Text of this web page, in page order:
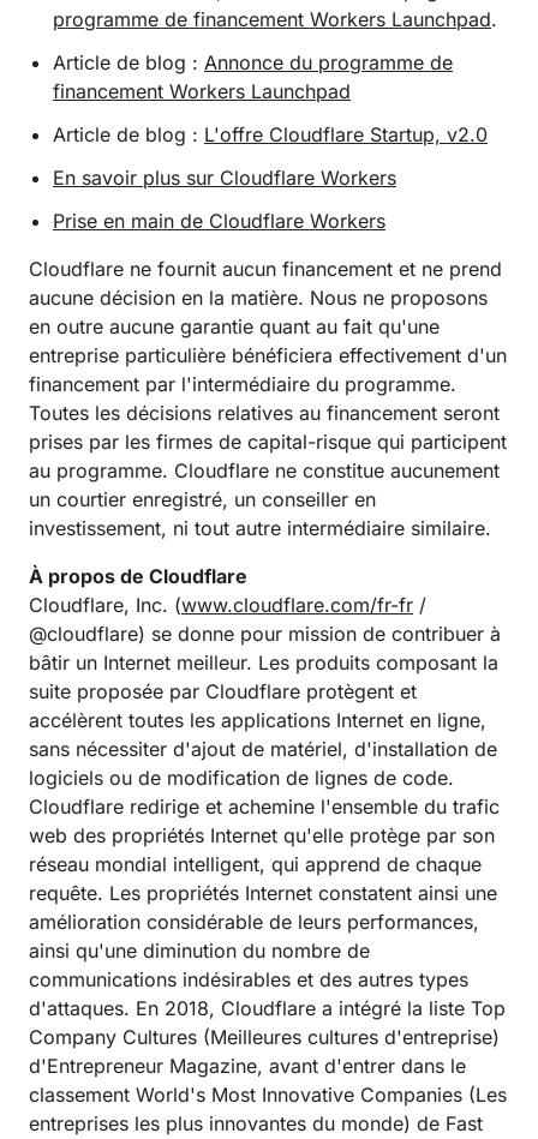
programme de financement Workers Launchpad.
Article de blog : Annonce du programme de
financement Workers Launchpad
Article de blog : L'offre Cloudflare Startup, v2.0
En savoir plus sur Cloudflare Workers
Prise en main de Cloudflare Workers
Cloudflare ne fournit aucun financement et ne prend
aucune décision en la matière. Nous ne proposons
en outre aucune garantie quant au fait qu'une
entreprise particulière bénéficiera effectivement d'un
financement par l'intermédiaire du programme.
Toutes les décisions relatives au financement seront
prises par les firmes de capital-risque qui participent
au programme. Cloudflare ne constitue aucunement
un courtier enregistré, un conseiller en
investissement, ni tout autre intermédiaire similaire.
À propos de Cloudflare
Cloudflare, Inc. (www.cloudflare.com/fr-fr /
@cloudflare) se donne pour mission de contribuer à
bâtir un Internet meilleur. Les produits composant la
suite proposée par Cloudflare protègent et
accélèrent toutes les applications Internet en ligne,
sans nécessiter d'ajout de matériel, d'installation de
logiciels ou de modification de lignes de code.
Cloudflare redirige et achemine l'ensemble du trafic
web des propriétés Internet qu'elle protège par son
réseau mondial intelligent, qui apprend de chaque
requête. Les propriétés Internet constatent ainsi une
amélioration considérable de leurs performances,
ainsi qu'une diminution du nombre de
communications indésirables et des autres types
d'attaques. En 2018, Cloudflare a intégré la liste Top
Company Cultures (Meilleures cultures d'entreprise)
d'Entrepreneur Magazine, avant d'entrer dans le
classement World's Most Innovative Companies (Les
entreprises les plus innovantes du monde) de Fast